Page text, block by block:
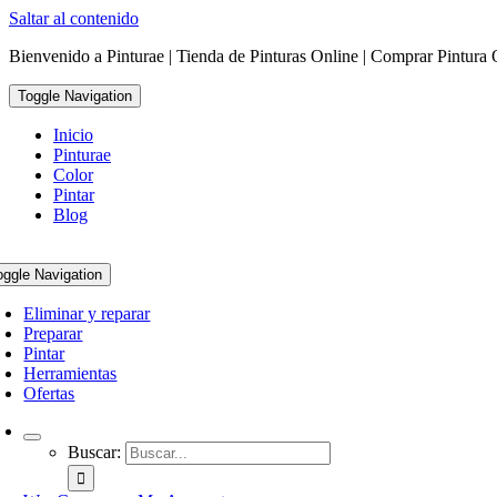
Saltar al contenido
Bienvenido a Pinturae | Tienda de Pinturas Online | Comprar Pintura
Toggle Navigation
Inicio
Pinturae
Color
Pintar
Blog
Navigation
Eliminar y reparar
Preparar
Pintar
Herramientas
Ofertas
Buscar: